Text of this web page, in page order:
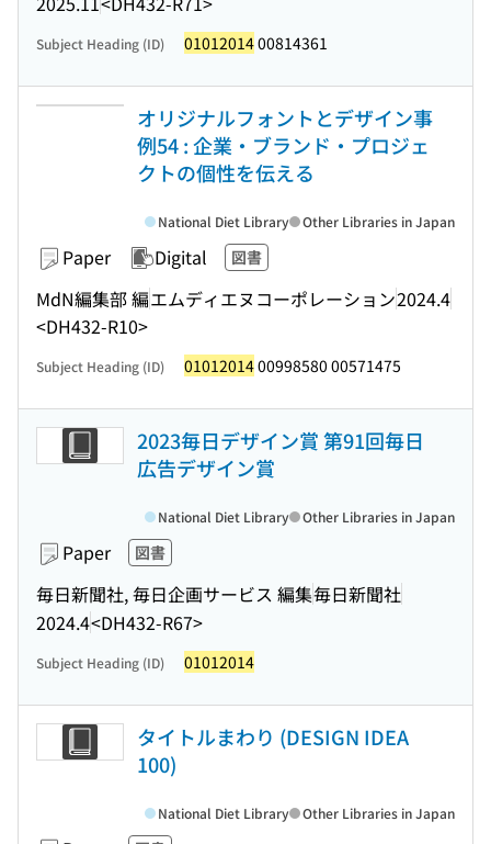
Subject Heading (ID) 0101201400814361
オリジナルフォントとデザイン事
例54 : 企業・ブランド・プロジェ
クトの個性を伝える
Paper Digital 図書
MdN編集部 編エムディエヌコーポレーション2024.4
<DH432-R10>
National Diet Library Other Libraries in Japan
Subject Heading (ID) 0101201400998580 00571475
2023毎日デザイン賞 第91回毎日
広告デザイン賞
Paper 図書
毎日新聞社, 毎日企画サービス 編集毎日新聞社
2024.4<DH432-R67>
National Diet Library Other Libraries in Japan
Subject Heading (ID) 01012014
タイトルまわり (DESIGN IDEA
100)
National Diet Library Other Libraries in Japan